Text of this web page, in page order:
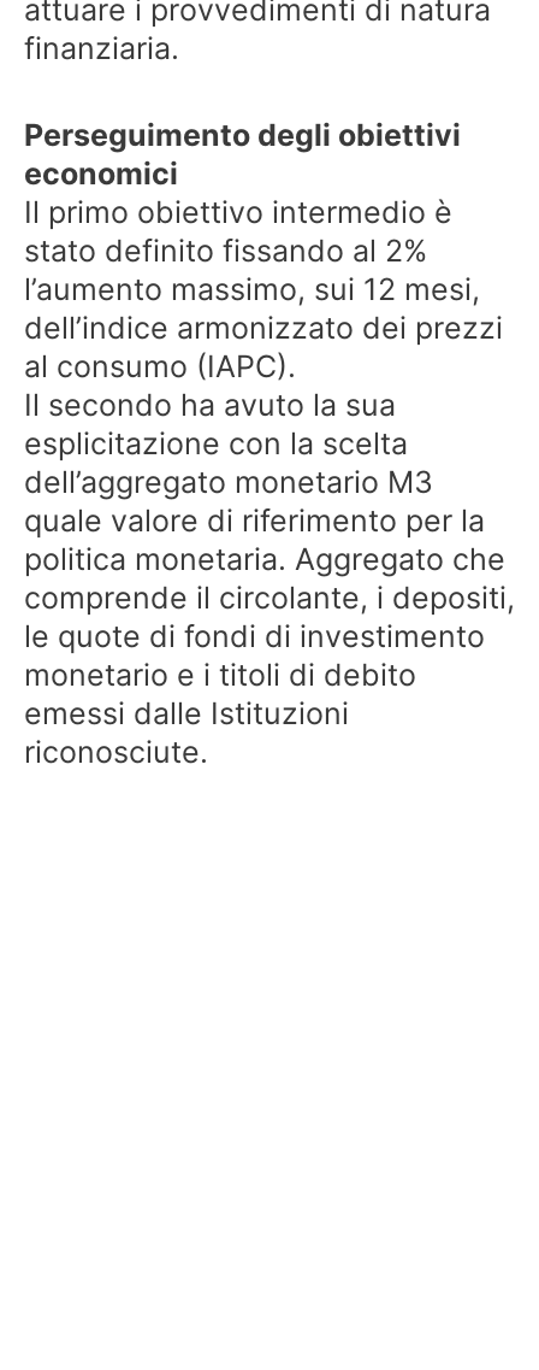
attuare i provvedimenti di natura
finanziaria.
Perseguimento degli obiettivi
economici
Il primo obiettivo intermedio è
stato definito fissando al 2%
l’aumento massimo, sui 12 mesi,
dell’indice armonizzato dei prezzi
al consumo (IAPC).
Il secondo ha avuto la sua
esplicitazione con la scelta
dell’aggregato monetario M3
quale valore di riferimento per la
politica monetaria. Aggregato che
comprende il circolante, i depositi,
le quote di fondi di investimento
monetario e i titoli di debito
emessi dalle Istituzioni
riconosciute.